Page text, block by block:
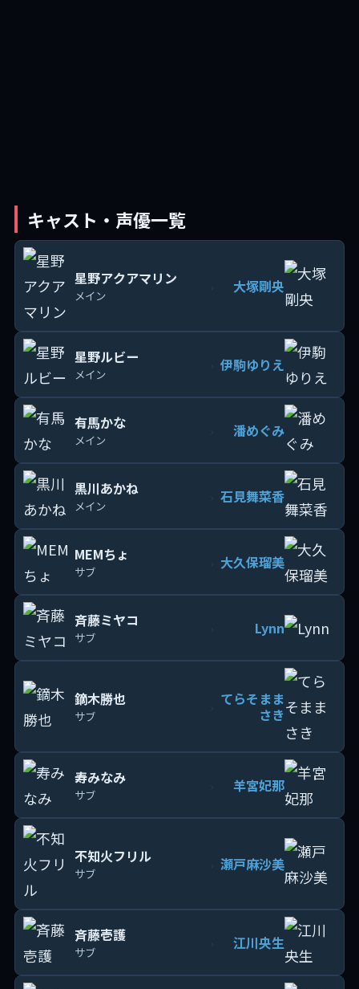
キャスト・声優一覧
星野アクアマリン
メイン 大塚剛央
星野ルビー
メイン 伊駒ゆりえ
有馬かな
メイン 潘めぐみ
黒川あかね
メイン 石見舞菜香
MEMちょ
サブ 大久保瑠美
斉藤ミヤコ
サブ Lynn
鏑木勝也
サブ
てらそまま
さき
寿みなみ
サブ 羊宮妃那
不知火フリル
サブ 瀬戸麻沙美
斉藤壱護
サブ 江川央生